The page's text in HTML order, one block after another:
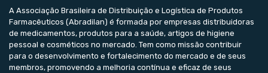
A Associação Brasileira de Distribuição e Logística de Produtos
Farmacêuticos (Abradilan) é formada por empresas distribuidoras
de medicamentos, produtos para a saúde, artigos de higiene
pessoal e cosméticos no mercado. Tem como missão contribuir
para o desenvolvimento e fortalecimento do mercado e de seus
membros, promovendo a melhoria contínua e eficaz de seus